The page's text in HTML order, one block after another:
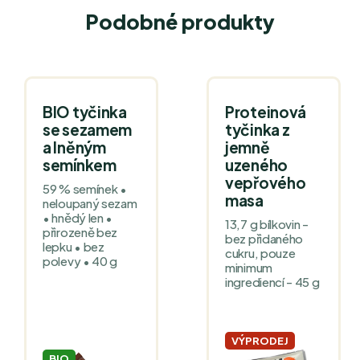
Podobné produkty
BIO tyčinka
se sezamem
a lněným
semínkem
59 % semínek •
neloupaný sezam
• hnědý len •
přirozeně bez
lepku • bez
polevy • 40 g
Proteinová
tyčinka z
jemně
uzeného
vepřového
masa
13,7 g bílkovin -
bez přidaného
cukru, pouze
minimum
ingrediencí - 45 g
VÝPRODEJ